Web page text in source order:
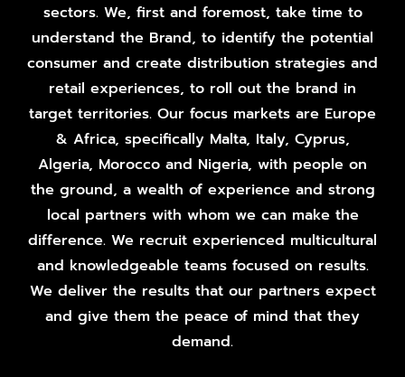
sectors. We, first and foremost, take time to
understand the Brand, to identify the potential
consumer and create distribution strategies and
retail experiences, to roll out the brand in
target territories. Our focus markets are Europe
& Africa, specifically Malta, Italy, Cyprus,
Algeria, Morocco and Nigeria, with people on
the ground, a wealth of experience and strong
local partners with whom we can make the
difference. We recruit experienced multicultural
and knowledgeable teams focused on results.
We deliver the results that our partners expect
and give them the peace of mind that they
demand.